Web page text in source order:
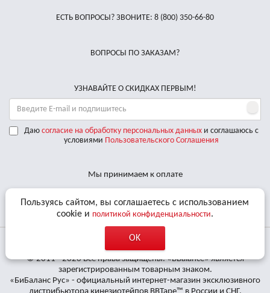
ЕСТЬ ВОПРОСЫ? ЗВОНИТЕ: 8 (800) 350-66-80
ВОПРОСЫ ПО ЗАКАЗАМ?
УЗНАВАЙТЕ О СКИДКАХ ПЕРВЫМ!
Даю согласие на обработку персональных данныхи соглашаюсь с
условиями Пользовательского Соглашения
Мы принимаем к оплате
Доставляем по РФ курьерскими службами
© 2011 - 2026 Все права защищены. «BBalance» является
зарегистрированным товарным знаком.
«БиБаланс Рус» - официальный интернет-магазин эксклюзивного
Пользуясь сайтом, вы соглашаетесь с использованием
cookie и политикой конфиденциальности.
OK